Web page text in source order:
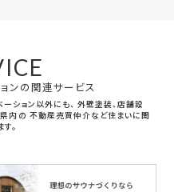
ョンの関連サービス
ション以外にも、 外壁塗装、店舗設
内の 不動産売買仲介など住まいに関
。